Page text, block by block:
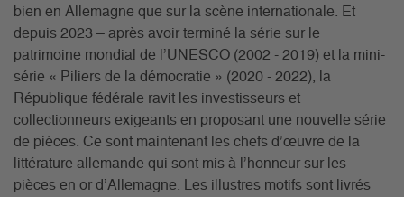
bien en Allemagne que sur la scène internationale. Et
depuis 2023 – après avoir terminé la série sur le
patrimoine mondial de l’UNESCO (2002 - 2019) et la mini-
série « Piliers de la démocratie » (2020 - 2022), la
République fédérale ravit les investisseurs et
collectionneurs exigeants en proposant une nouvelle série
de pièces. Ce sont maintenant les chefs d’œuvre de la
littérature allemande qui sont mis à l’honneur sur les
pièces en or d’Allemagne. Les illustres motifs sont livrés